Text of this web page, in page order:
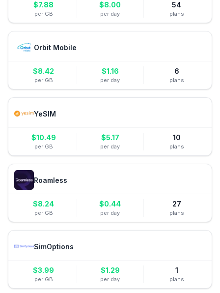
$7.88
per GB
$8.00
per day
54
plans
Orbit Mobile
$8.42
per GB
$1.16
per day
6
plans
YeSIM
$10.49
per GB
$5.17
per day
10
plans
Roamless
$8.24
per GB
$0.44
per day
27
plans
SimOptions
$3.99
per GB
$1.29
per day
1
plans